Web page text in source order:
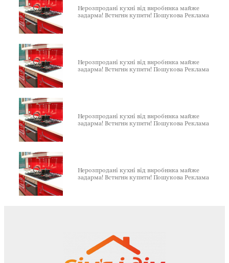
Нерозпродані кухні від виробника майже
задарма! Встигни купити! Пошукова Реклама
Нерозпродані кухні від виробника майже
задарма! Встигни купити! Пошукова Реклама
Нерозпродані кухні від виробника майже
задарма! Встигни купити! Пошукова Реклама
Нерозпродані кухні від виробника майже
задарма! Встигни купити! Пошукова Реклама